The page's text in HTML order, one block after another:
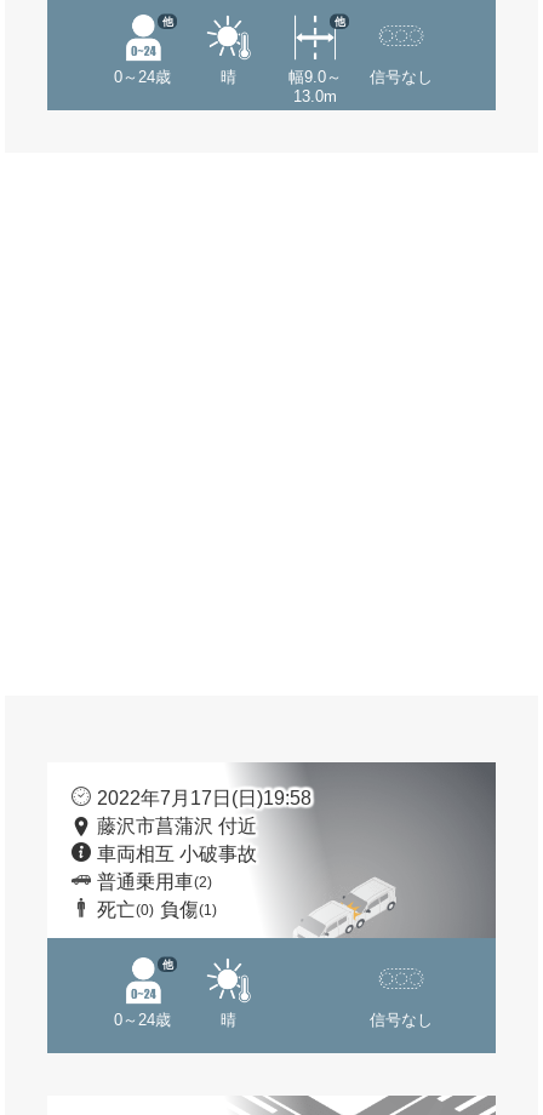
0～24歳
他
晴
幅9.0～
13.0m
他
信号なし
2022年7月17日(日)19:58
藤沢市菖蒲沢 付近
車両相互 小破事故
普通乗用車(2)
死亡(0) 負傷(1)
0～24歳
他
晴 信号なし